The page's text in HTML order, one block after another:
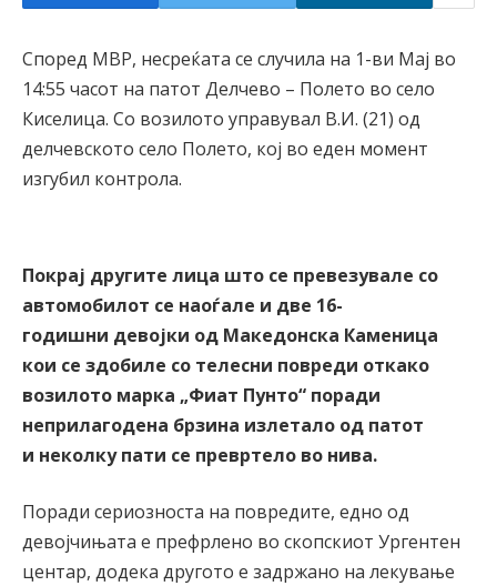
Според МВР, несреќата се случила на 1-ви Мај во
14:55 часот на патот Делчево – Полето во село
Киселица. Со возилото управувал В.И. (21) од
делчевското село Полето, кој во еден момент
изгубил контрола.
Покрај другите лица што се превезувале со
автомобилот се наоѓале и две 16-
годишни девојки од Македонска Каменица
кои се здобиле со телесни повреди откако
возилото марка „Фиат Пунто“ поради
неприлагодена брзина излетало од патот
и неколку пати се превртело во нива.
Поради сериозноста на повредите, едно од
девојчињата е префрлено во скопскиот Ургентен
центар, додека другото е задржано на лекување